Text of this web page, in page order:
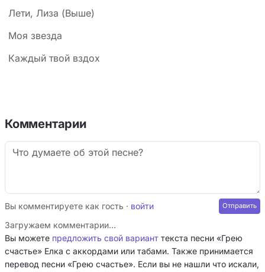
Лети, Лиза (Выше)
Моя звезда
Каждый твой вздох
Комментарии
Вы комментируете как гость · войти
Загружаем комментарии…
Вы можете предложить свой вариант текста песни «Грею
счастье» Елка с аккордами или табами. Также принимается
перевод песни «Грею счастье». Если вы не нашли что искали,